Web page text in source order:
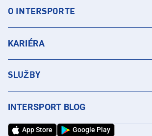
O INTERSPORTE
KARIÉRA
SLUŽBY
INTERSPORT BLOG
App Store Google Play